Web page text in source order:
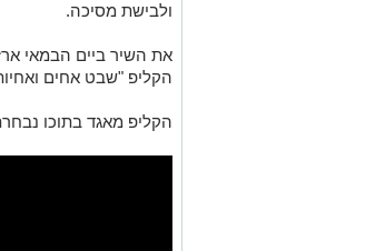
ולבישת מסיכה.
את השיר ביים הבמאי
הקליפ "שבט אחים
הקליפ מאגד בתוכו